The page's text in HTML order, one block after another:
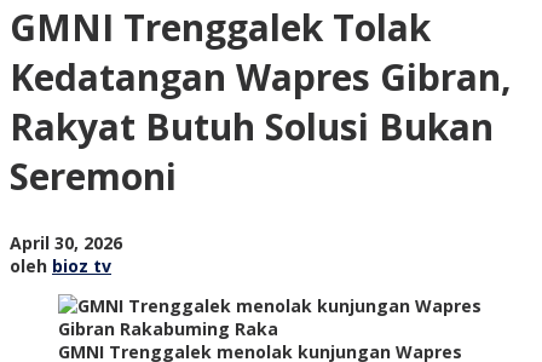
Wapres
Rakyat
Butuh
Solusi
Bukan
GMNI Trenggalek Tolak
Kedatangan Wapres Gibran,
Rakyat Butuh Solusi Bukan
Seremoni
April 30, 2026oleh
oleh bioz tv
GMNI Trenggalek menolak kunjungan Wapres